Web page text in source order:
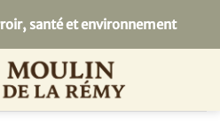
santé et environnement